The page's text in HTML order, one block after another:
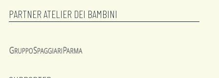
PARTNER ATELIER DEI BAMBINI